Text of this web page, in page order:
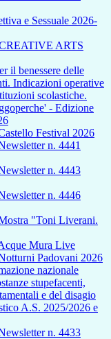
e Sessuale 2026-
ARTS
il benessere delle
Indicazioni operative
scolastiche.
- Edizione
Festival 2026
n. 4441
n. 4443
n. 4446
"Toni Liverani.
Mura Live
Padovani 2026
nazionale
stupefacenti,
e del disagio
A.S. 2025/2026 e
n. 4433